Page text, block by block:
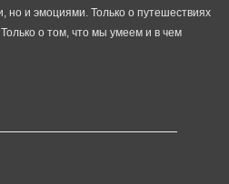
но и эмоциями. Только о путешествиях
о том, что мы умеем и в чем